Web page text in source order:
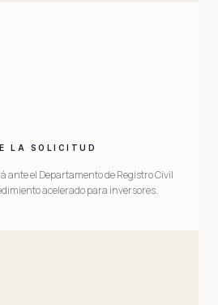
LA SOLICITUD
ante el Departamento de Registro Civil
acelerado para inversores.